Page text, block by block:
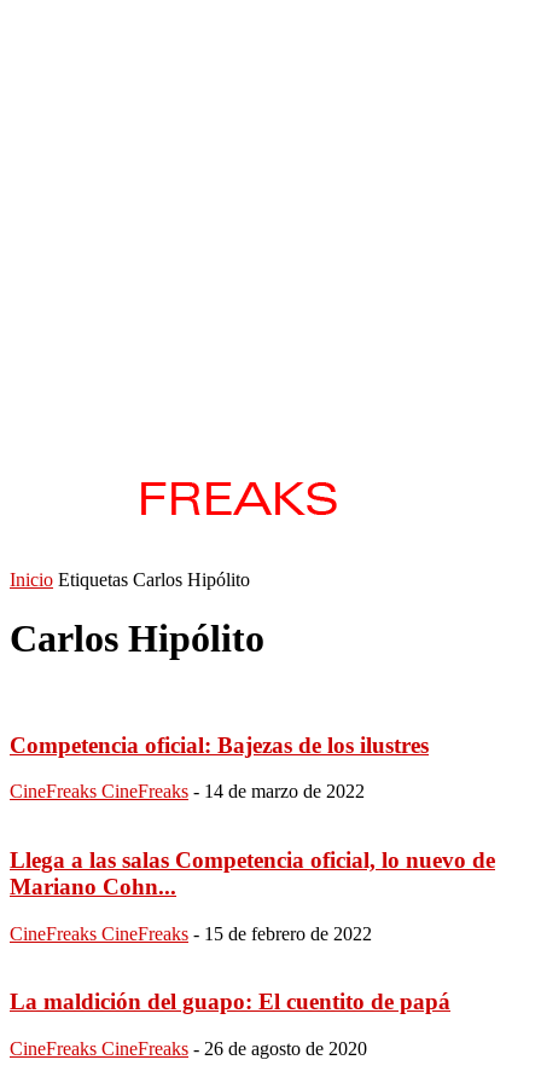
Inicio Etiquetas Carlos Hipólito
Carlos Hipólito
Competencia oficial: Bajezas de los ilustres
CineFreaks CineFreaks - 14 de marzo de 2022
Llega a las salas Competencia oficial, lo nuevo de
Mariano Cohn...
CineFreaks CineFreaks - 15 de febrero de 2022
La maldición del guapo: El cuentito de papá
CineFreaks CineFreaks - 26 de agosto de 2020